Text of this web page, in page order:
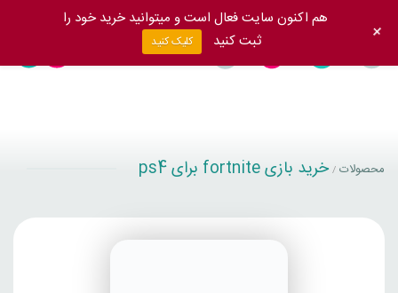
محصولات / خرید بازی fortnite برای ps4
هم اکنون سایت فعال است و میتوانید خرید خود را
ثبت کنید
کلیک کنید +